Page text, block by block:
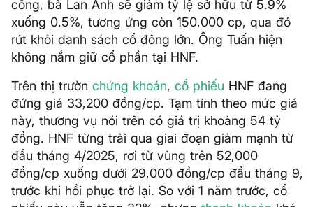
công, bà Lan Anh sẽ giảm tỷ lệ sở hữu từ 5.9%
xuống 0.5%, tương ứng còn 150,000 cp, qua đó
rút khỏi danh sách cổ đông lớn. Ông Tuấn hiện
không nắm giữ cổ phần tại HNF.
Trên thị trườn chứng khoán, cổ phiếu HNF đang
đứng giá 33,200 đồng/cp. Tạm tính theo mức giá
này, thương vụ nói trên có giá trị khoảng 54 tỷ
đồng. HNF từng trải qua giai đoạn giảm mạnh từ
đầu tháng 4/2025, rơi từ vùng trên 52,000
đồng/cp xuống dưới 29,000 đồng/cp đầu tháng 9,
trước khi hồi phục trở lại. So với 1 năm trước, cổ